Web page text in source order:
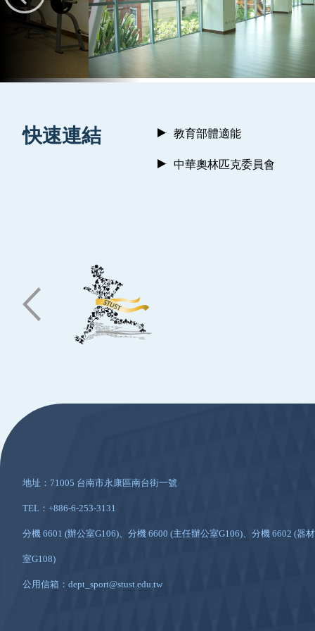
快速連結
教育部體適能
中華奧林匹克委員會
地址：71005 台南市永康區南台街一號
TEL：+886-6-253-3131
分機 6601 (辦公室G106)、分機 6600 (主任辦公室G106)、分機 6602 (器材
室G108)
公用信箱：dept_sport@stust.edu.tw